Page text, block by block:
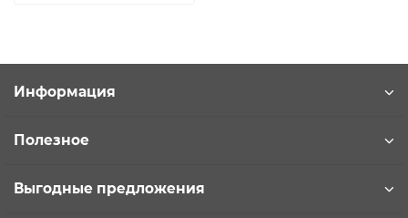
Информация
Полезное
Выгодные предложения